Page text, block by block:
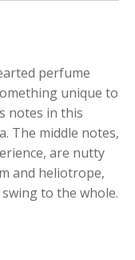
perfume
unique to
notes in this
The middle notes,
are nutty
and heliotrope,
to the whole.